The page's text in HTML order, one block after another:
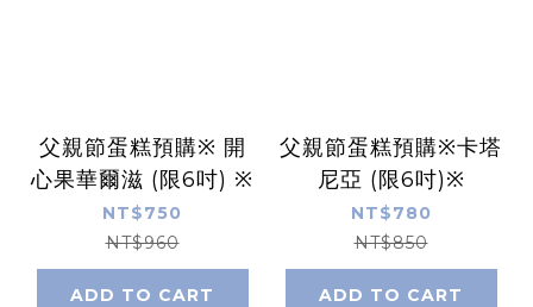
父親節蛋糕預購※ 開
心果華爾滋 (限6吋) ※
NT$750
NT$960
ADD TO CART
父親節蛋糕預購※卡塔
尼亞 (限6吋)※
NT$780
NT$850
ADD TO CART